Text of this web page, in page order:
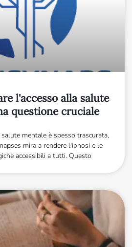
l'accesso alla salute
questione cruciale
mentale è spesso trascurata,
mira a rendere l'ipnosi e le
accessibili a tutti. Questo